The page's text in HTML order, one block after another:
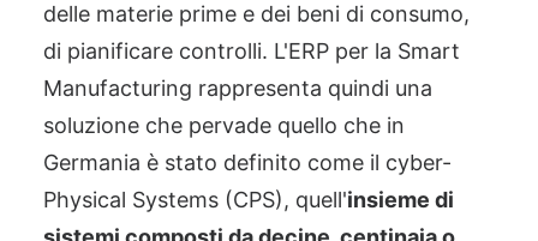
delle materie prime e dei beni di consumo,
di pianificare controlli. L'ERP per la Smart
Manufacturing rappresenta quindi una
soluzione che pervade quello che in
Germania è stato definito come il cyber-
Physical Systems (CPS), quell'insieme di